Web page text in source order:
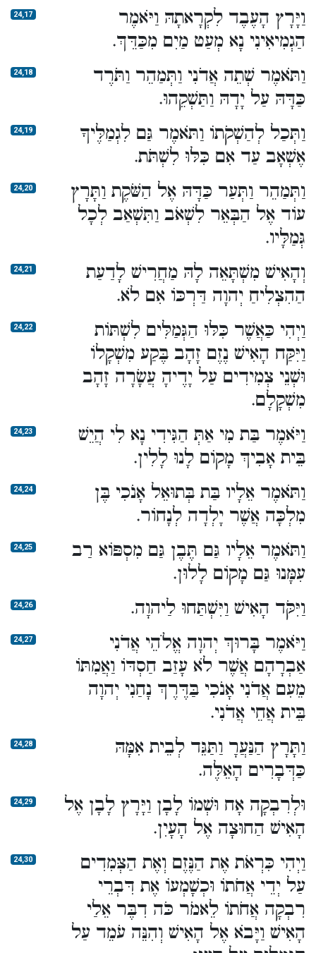
24,17
וַיָּרָץ הָעֶבֶד לִקְרָאתָהּ וַיֹּאמֶר
הַגְמִיאִינִי נָא מְעַט מַיִם מִכַּדֵּךְ.
24,18
וַתֹּאמֶר שְׁתֵה אֲדֹנִי וַתְּמַהֵר וַתֹּרֶד
כַּדָּהּ עַל יָדָהּ וַתַּשְׁקֵהוּ.
24,19
וַתְּכַל לְהַשְׁקֹתוֹ וַתֹּאמֶר גַּם לִגְמַלֶּיךָ
אֶשְׁאָב עַד אִם כִּלּוּ לִשְׁתֹּת.
24,20
וַתְּמַהֵר וַתְּעַר כַּדָּהּ אֶל הַשֹּׁקֶת וַתָּרָץ
עוֹד אֶל הַבְּאֵר לִשְׁאֹב וַתִּשְׁאַב לְכָל
גְּמַלָּיו.
24,21
וְהָאִישׁ מִשְׁתָּאֵה לָהּ מַחֲרִישׁ לָדַעַת
הַהִצְלִיחַ יְהוָה דַּרְכּוֹ אִם לֹא.
24,22
וַיְהִי כַּאֲשֶׁר כִּלּוּ הַגְּמַלִּים לִשְׁתּוֹת
וַיִּקַּח הָאִישׁ נֶזֶם זָהָב בֶּקַע מִשְׁקָלוֹ
וּשְׁנֵי צְמִידִים עַל יָדֶיהָ עֲשָׂרָה זָהָב
מִשְׁקָלָם.
24,23
וַיֹּאמֶר בַּת מִי אַתְּ הַגִּידִי נָא לִי הֲיֵשׁ
בֵּית אָבִיךְ מָקוֹם לָנוּ לָלִין.
24,24
וַתֹּאמֶר אֵלָיו בַּת בְּתוּאֵל אָנֹכִי בֶּן
מִלְכָּה אֲשֶׁר יָלְדָה לְנָחוֹר.
24,25
וַתֹּאמֶר אֵלָיו גַּם תֶּבֶן גַּם מִסְפּוֹא רַב
עִמָּנוּ גַּם מָקוֹם לָלוּן.
24,26 וַיִּקֹּד הָאִישׁ וַיִּשְׁתַּחוּ לַיהוָה.
24,27
וַיֹּאמֶר בָּרוּךְ יְהוָה אֱלֹהֵי אֲדֹנִי
אַבְרָהָם אֲשֶׁר לֹא עָזַב חַסְדּוֹ וַאֲמִתּוֹ
מֵעִם אֲדֹנִי אָנֹכִי בַּדֶּרֶךְ נָחַנִי יְהוָה
בֵּית אֲחֵי אֲדֹנִי.
24,28
וַתָּרָץ הַנַּעֲרָ וַתַּגֵּד לְבֵית אִמָּהּ
כַּדְּבָרִים הָאֵלֶּה.
24,29
וּלְרִבְקָה אָח וּשְׁמוֹ לָבָן וַיָּרָץ לָבָן אֶל
הָאִישׁ הַחוּצָה אֶל הָעָיִן.
24,30
וַיְהִי כִּרְאֹת אֶת הַנֶּזֶם וְאֶת הַצְּמִדִים
עַל יְדֵי אֲחֹתוֹ וּכְשָׁמְעוֹ אֶת דִּבְרֵי
רִבְקָה אֲחֹתוֹ לֵאמֹר כֹּה דִבֶּר אֵלַי
הָאִישׁ וַיָּבֹא אֶל הָאִישׁ וְהִנֵּה עֹמֵד עַל